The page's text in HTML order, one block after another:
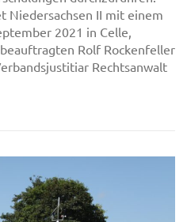
Niedersachsen II mit einem
2021 in Celle,
Rolf Rockenfeller
Rechtsanwalt